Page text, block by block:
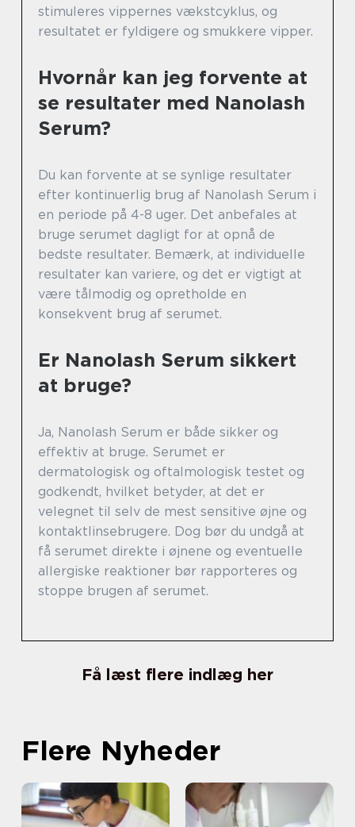
stimuleres vippernes vækstcyklus, og
resultatet er fyldigere og smukkere vipper.
Hvornår kan jeg forvente at
se resultater med Nanolash
Serum?
Du kan forvente at se synlige resultater
efter kontinuerlig brug af Nanolash Serum i
en periode på 4-8 uger. Det anbefales at
bruge serumet dagligt for at opnå de
bedste resultater. Bemærk, at individuelle
resultater kan variere, og det er vigtigt at
være tålmodig og opretholde en
konsekvent brug af serumet.
Er Nanolash Serum sikkert
at bruge?
Ja, Nanolash Serum er både sikker og
effektiv at bruge. Serumet er
dermatologisk og oftalmologisk testet og
godkendt, hvilket betyder, at det er
velegnet til selv de mest sensitive øjne og
kontaktlinsebrugere. Dog bør du undgå at
få serumet direkte i øjnene og eventuelle
allergiske reaktioner bør rapporteres og
stoppe brugen af serumet.
Få læst flere indlæg her
Flere Nyheder